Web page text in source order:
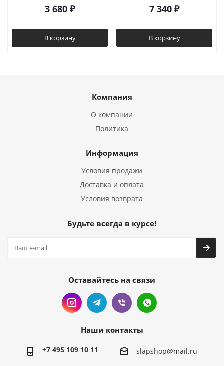
3 680 ₽
В корзину
7 340 ₽
В корзину
Компания
О компании
Политика
Информация
Условия продажи
Доставка и оплата
Условия возврата
Будьте всегда в курсе!
Оставайтесь на связи
Наши контакты
+7 495 109 10 11 slapshop@mail.ru